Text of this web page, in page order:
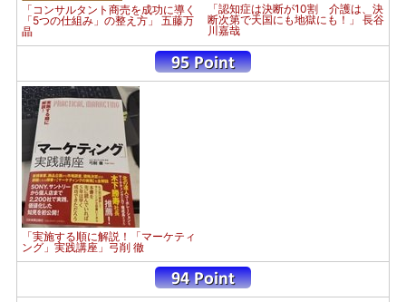
「コンサルタント商売を成功に導く
「5つの仕組み」の整え方」 五藤万
晶
「認知症は決断が10割 介護は、決
断次第で天国にも地獄にも！」 長谷
川嘉哉
「実施する順に解説！「マーケティ
ング」実践講座」弓削 徹